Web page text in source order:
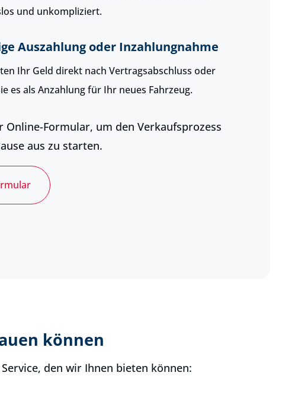
und unkompliziert.
Auszahlung oder Inzahlungnahme
Ihr Geld direkt nach Vertragsabschluss oder
es als Anzahlung für Ihr neues Fahrzeug.
Online-Formular, um den Verkaufsprozess
aus zu starten.
können
den wir Ihnen bieten können: